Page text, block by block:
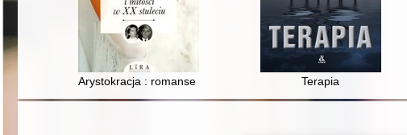
Arystokracja : romanse i miłości w XX stuleciuTerapia